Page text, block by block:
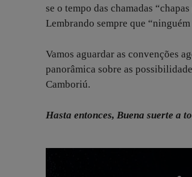
se o tempo das chamadas
Lembrando sempre que
Vamos aguardar as convenções
panorâmica sobre as
Camboriú.
Hasta entonces, Buena suerte a